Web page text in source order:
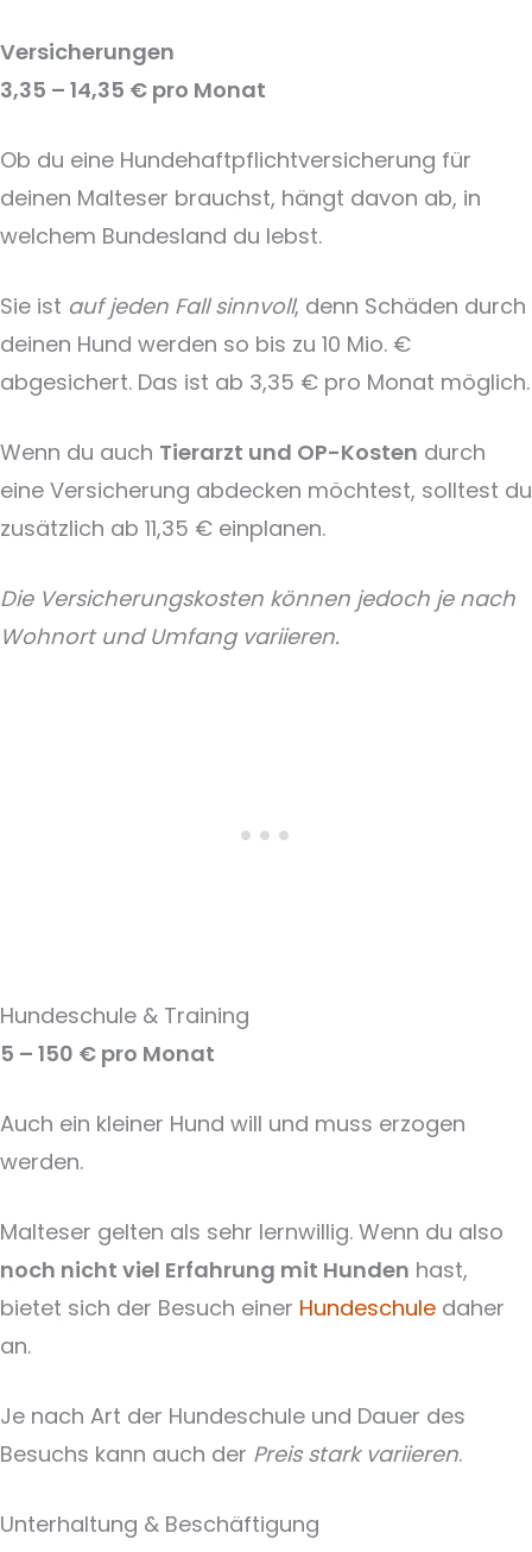
Versicherungen
3,35 – 14,35 € pro Monat
Ob du eine Hundehaftpflichtversicherung für
deinen Malteser brauchst, hängt davon ab, in
welchem Bundesland du lebst.
Sie ist auf jeden Fall sinnvoll, denn Schäden durch
deinen Hund werden so bis zu 10 Mio. €
abgesichert. Das ist ab 3,35 € pro Monat möglich.
Wenn du auch Tierarzt und OP-Kosten durch
eine Versicherung abdecken möchtest, solltest du
zusätzlich ab 11,35 € einplanen.
Die Versicherungskosten können jedoch je nach
Wohnort und Umfang variieren.
Hundeschule & Training
5 – 150 € pro Monat
Auch ein kleiner Hund will und muss erzogen
werden.
Malteser gelten als sehr lernwillig. Wenn du also
noch nicht viel Erfahrung mit Hunden hast,
bietet sich der Besuch einer Hundeschule daher
an.
Je nach Art der Hundeschule und Dauer des
Besuchs kann auch der Preis stark variieren.
Unterhaltung & Beschäftigung